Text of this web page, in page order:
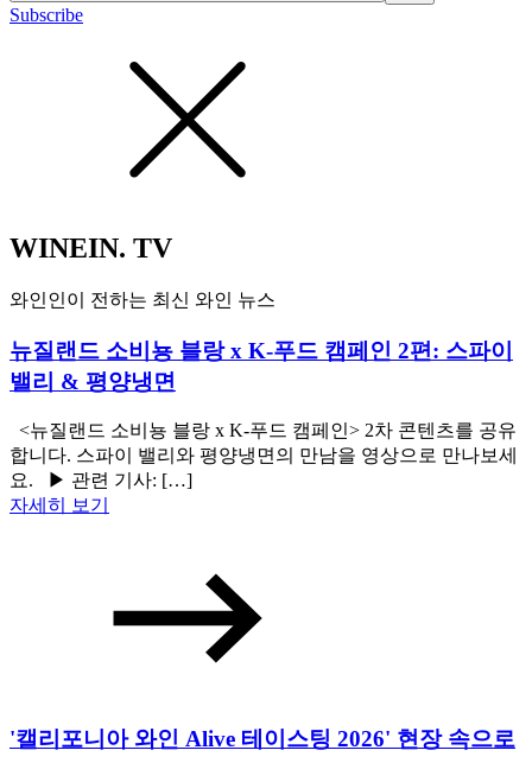
Subscribe
WINEIN. TV
와인인이 전하는 최신 와인 뉴스
뉴질랜드 소비뇽 블랑 x K-푸드 캠페인 2편: 스파이
밸리 & 평양냉면
<뉴질랜드 소비뇽 블랑 x K-푸드 캠페인> 2차 콘텐츠를 공유
합니다. 스파이 밸리와 평양냉면의 만남을 영상으로 만나보세
요. ▶ 관련 기사: […]
자세히 보기
'캘리포니아 와인 Alive 테이스팅 2026' 현장 속으로